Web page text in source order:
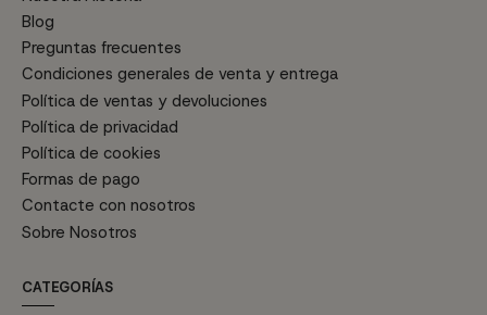
Blog
Preguntas frecuentes
Condiciones generales de venta y entrega
Política de ventas y devoluciones
Política de privacidad
Política de cookies
Formas de pago
Contacte con nosotros
Sobre Nosotros
CATEGORÍAS